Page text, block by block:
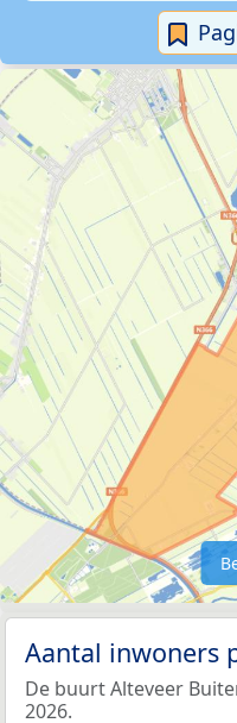
Aantal inwoners
De buurt Alteveer
2026.